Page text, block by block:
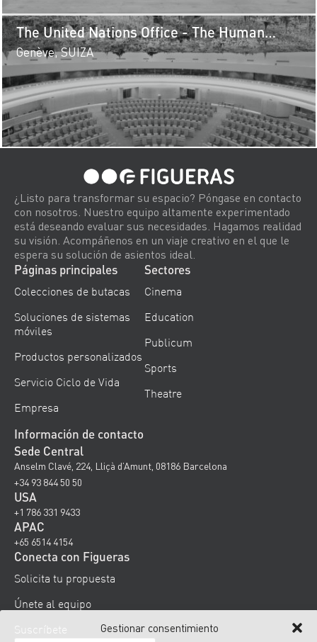
Gestionar consentimiento
The United Nations Office - The Human
Rights and Alliance of Civilizations Room
Genève, SUIZA
¿Listo para transformar su espacio? Póngase en contacto
con nosotros. Nuestro equipo altamente experimentado
está deseando evaluar sus necesidades. Hagamos realidad
su visión. Acompáñenos en un viaje creativo en el que le
espera su solución de asientos ideal.
Páginas principales
Colecciones de butacas
Soluciones de sistemas
móviles
Productos personalizados
Servicio Ciclo de Vida
Empresa
Sectores
Cinema
Education
Publicum
Sports
Theatre
Información de contacto
Sede Central
Anselm Clavé, 224, Lliçà d’Amunt, 08186 Barcelona
+34 93 844 50 50
USA
+1 786 331 9433
APAC
+65 6514 4154
Conecta con Figueras
Solicita tu propuesta
Únete al equipo
Suscríbete